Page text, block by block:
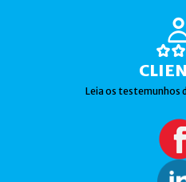
Leia os testemunhos